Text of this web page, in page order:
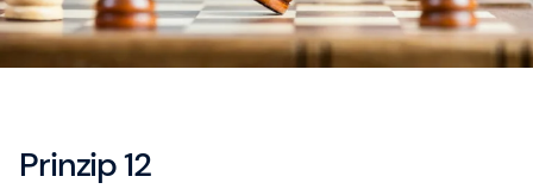
Weigel hilft Ihnen gerne weiter.
Prinzip 12